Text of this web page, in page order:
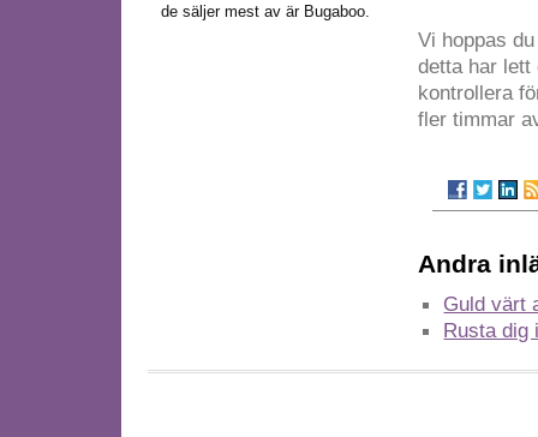
Vi hoppas
detta har lett
kontrollera
fler timmar
Andra
Guld värt
Rusta dig
de säljer mest av är Bugaboo.